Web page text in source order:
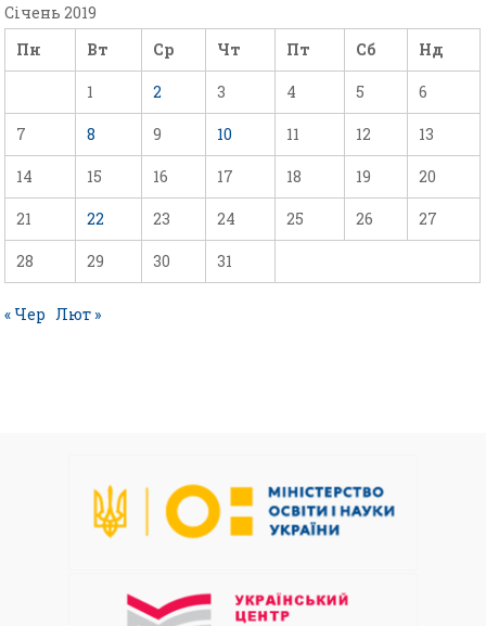
Січень 2019
Пн
Вт Ср Чт Пт Сб Нд
1 2 3 4 5 6
7 8 9 10 11 12 13
14 15 16 17 18 19 20
21 22 23 24 25 26 27
28 29 30 31
« Чер Лют »